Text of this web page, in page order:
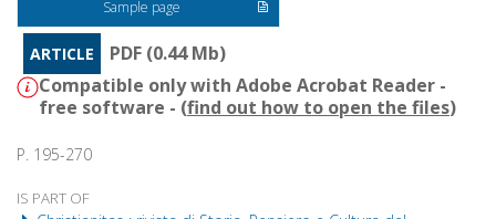
Sample page
ARTICLE
PDF (0.44 Mb)
Compatible only with Adobe Acrobat Reader -
free software - (find out how to open the files)
P. 195-270
IS PART OF